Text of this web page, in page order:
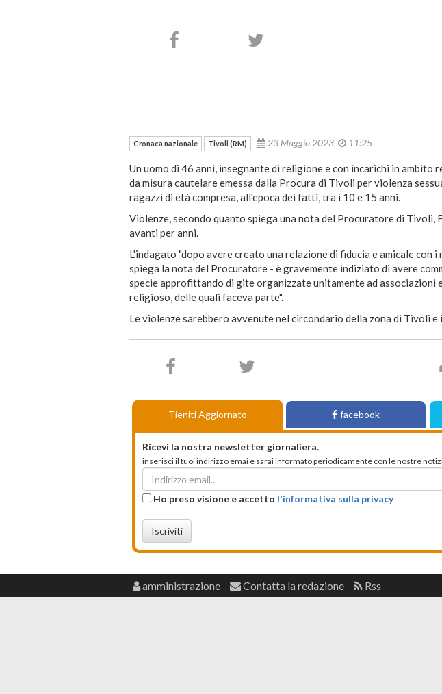
Cronaca nazionale Tivoli (RM) 23 Maggio 2023 11:25
Un uomo di 46 anni, insegnante di religione e con incarichi in
da misura cautelare emessa dalla Procura di Tivoli per violenza
ragazzi di età compresa, all'epoca dei fatti, tra i 10 e 15 anni.
Violenze, secondo quanto spiega una nota del Procuratore di Tivoli,
avanti per anni.
L'indagato "dopo avere creato una relazione di fiducia e amicale con
spiega la nota del Procuratore - è gravemente indiziato di avere
specie approfittando di gite organizzate unitamente ad associazioni
religioso, delle quali faceva parte".
Le violenze sarebbero avvenute nel circondario della zona di Tivoli
Tieniti Aggiornato facebook
Ricevi la nostra newsletter giornaliera.
inserisci il tuoi indirizzo emai e sarai informato periodicamente con le nostre
Ho preso visione e accetto l'informativa sulla privacy
Iscriviti
amministrazione Contatta la redazione Rss